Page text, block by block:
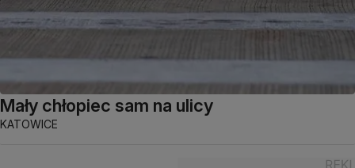
Mały chłopiec sam na ulicy
KATOWICE